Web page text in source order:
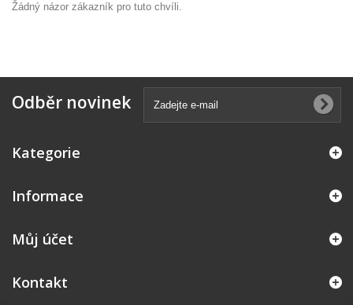
Žádný názor zákazník pro tuto chvíli.
Odběr novinek
Kategorie
Informace
Můj účet
Kontakt